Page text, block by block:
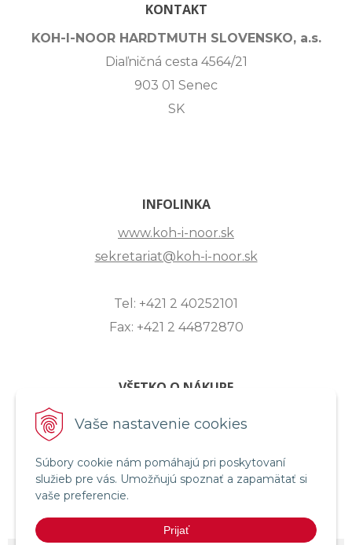
Vaše nastavenie cookies
Súbory cookie nám pomáhajú pri poskytovaní
služieb pre vás. Umožňujú spoznať a zapamätať si
vaše preferencie.
Prijať
KONTAKT
KOH-I-NOOR HARDTMUTH SLOVENSKO, a.s.
Diaľničná cesta 4564/21
903 01 Senec
SK
INFOLINKA
www.koh-i-noor.sk
sekretariat@koh-i-noor.sk
Tel: +421 2 40252101
Fax: +421 2 44872870
VŠETKO O NÁKUPE
ZASLANIE OTÁZKY
OBCHODNÉ PODMIENKY
REKLAMAČNÝ PORIADOK